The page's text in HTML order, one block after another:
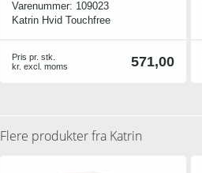
Varenummer: 109023
Katrin Hvid Touchfree
touchfree dispenser opnår du en af
Dispenseren er utrolig nem at
571,00
Pris pr. stk.
kr. excl. moms
Flere produkter fra Katrin